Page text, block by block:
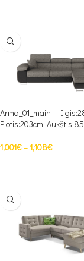
Armd_01_main –
Plotis:203cm,
1,001€–1,108€